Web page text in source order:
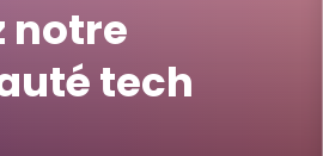
notre
tech